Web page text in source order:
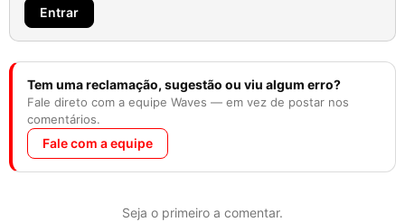
Entrar
Tem uma reclamação, sugestão ou viu algum erro?
Fale direto com a equipe Waves — em vez de postar nos
comentários.
Fale com a equipe
Seja o primeiro a comentar.